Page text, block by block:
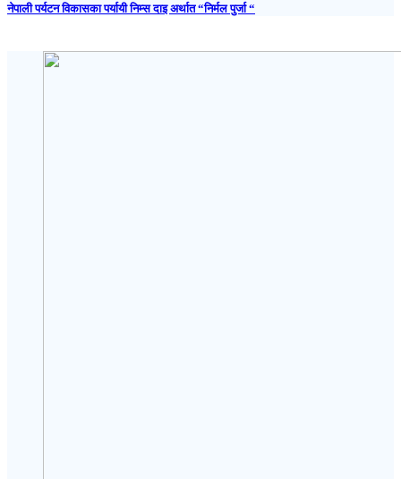
नेपाली पर्यटन विकासका पर्यायी निम्स दाइ अर्थात “निर्मल पुर्जा “